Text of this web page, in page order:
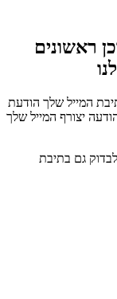
ראשונים
המייל שלך הודעת
יצורף המייל שלך
גם בתיבת